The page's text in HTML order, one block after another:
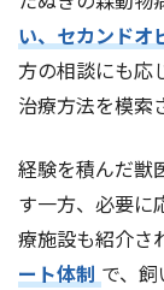
い、セカンドオ
方の相談にも応
治療方法を模索
経験を積んだ獣
す一方、必要に
療施設も紹介さ
ート体制 で、